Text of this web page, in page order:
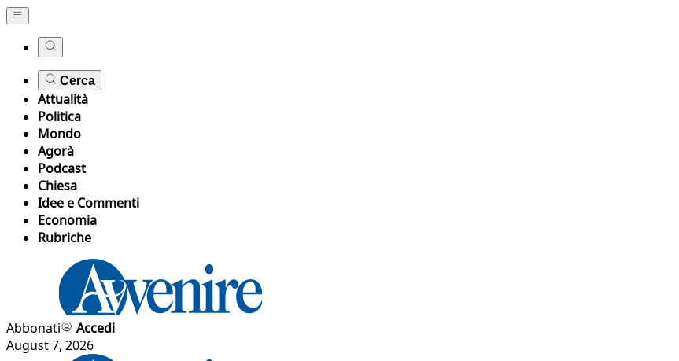
Cerca
Attualità
Politica
Mondo
Agorà
Podcast
Chiesa
Idee e Commenti
Economia
Rubriche
Abbonati
Accedi
August 7, 2026